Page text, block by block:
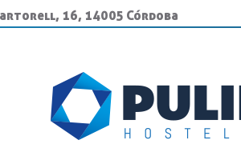
16, 14005 Córdoba